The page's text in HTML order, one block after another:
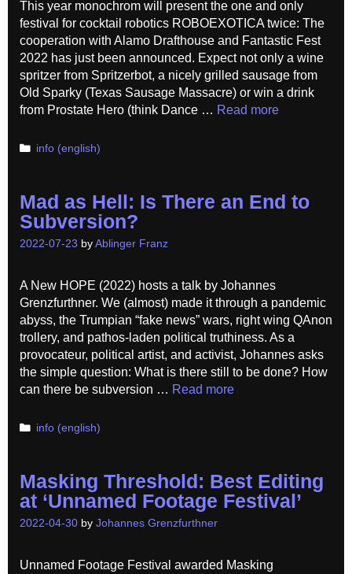
This year monochrom will present the one and only
festival for cocktail robotics ROBOEXOTICA twice: The
cooperation with Alamo Drafthouse and Fantastic Fest
2022 has just been announced. Expect not only a wine
spritzer from Spritzerbot, a nicely grilled sausage from
Old Sparky (Texas Sausage Massacre) or win a drink
from Prostate Hero (think Dance … Read more
Categories
info (english)
Mad as Hell: Is There an End to
Subversion?
2022-07-23 by Ablinger Franz
A New HOPE (2022) hosts a talk by Johannes
Grenzfurthner. We (almost) made it through a pandemic
abyss, the Trumpian “fake news” wars, right wing QAnon
trollery, and pathos-laden political truthiness. As a
provocateur, political artist, and activist, Johannes asks
the simple question: What is there still to be done? How
can there be subversion … Read more
Categories
info (english)
Masking Threshold: Best Editing
at ‘Unnamed Footage Festival’
2022-04-30 by Johannes Grenzfurthner
Unnamed Footage Festival awarded Masking